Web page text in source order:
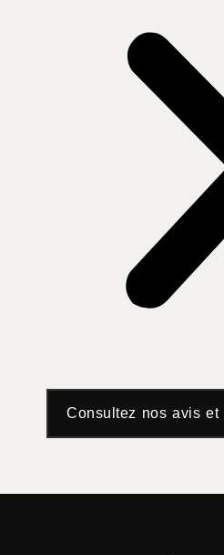
Consultez nos avis et